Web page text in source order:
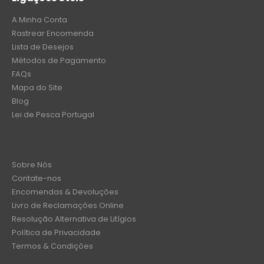
A Minha Conta
Rastrear Encomenda
Lista de Desejos
Métodos de Pagamento
FAQs
Mapa do Site
Blog
Lei de Pesca Portugal
Sobre Nós
Contate-nos
Encomendas & Devoluções
Livro de Reclamações Online
Resolução Alternativa de Litígios
Política de Privacidade
Termos & Condições